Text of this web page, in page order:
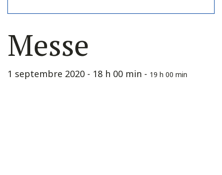
Messe
1 septembre 2020 - 18 h 00 min - 19 h 00 min